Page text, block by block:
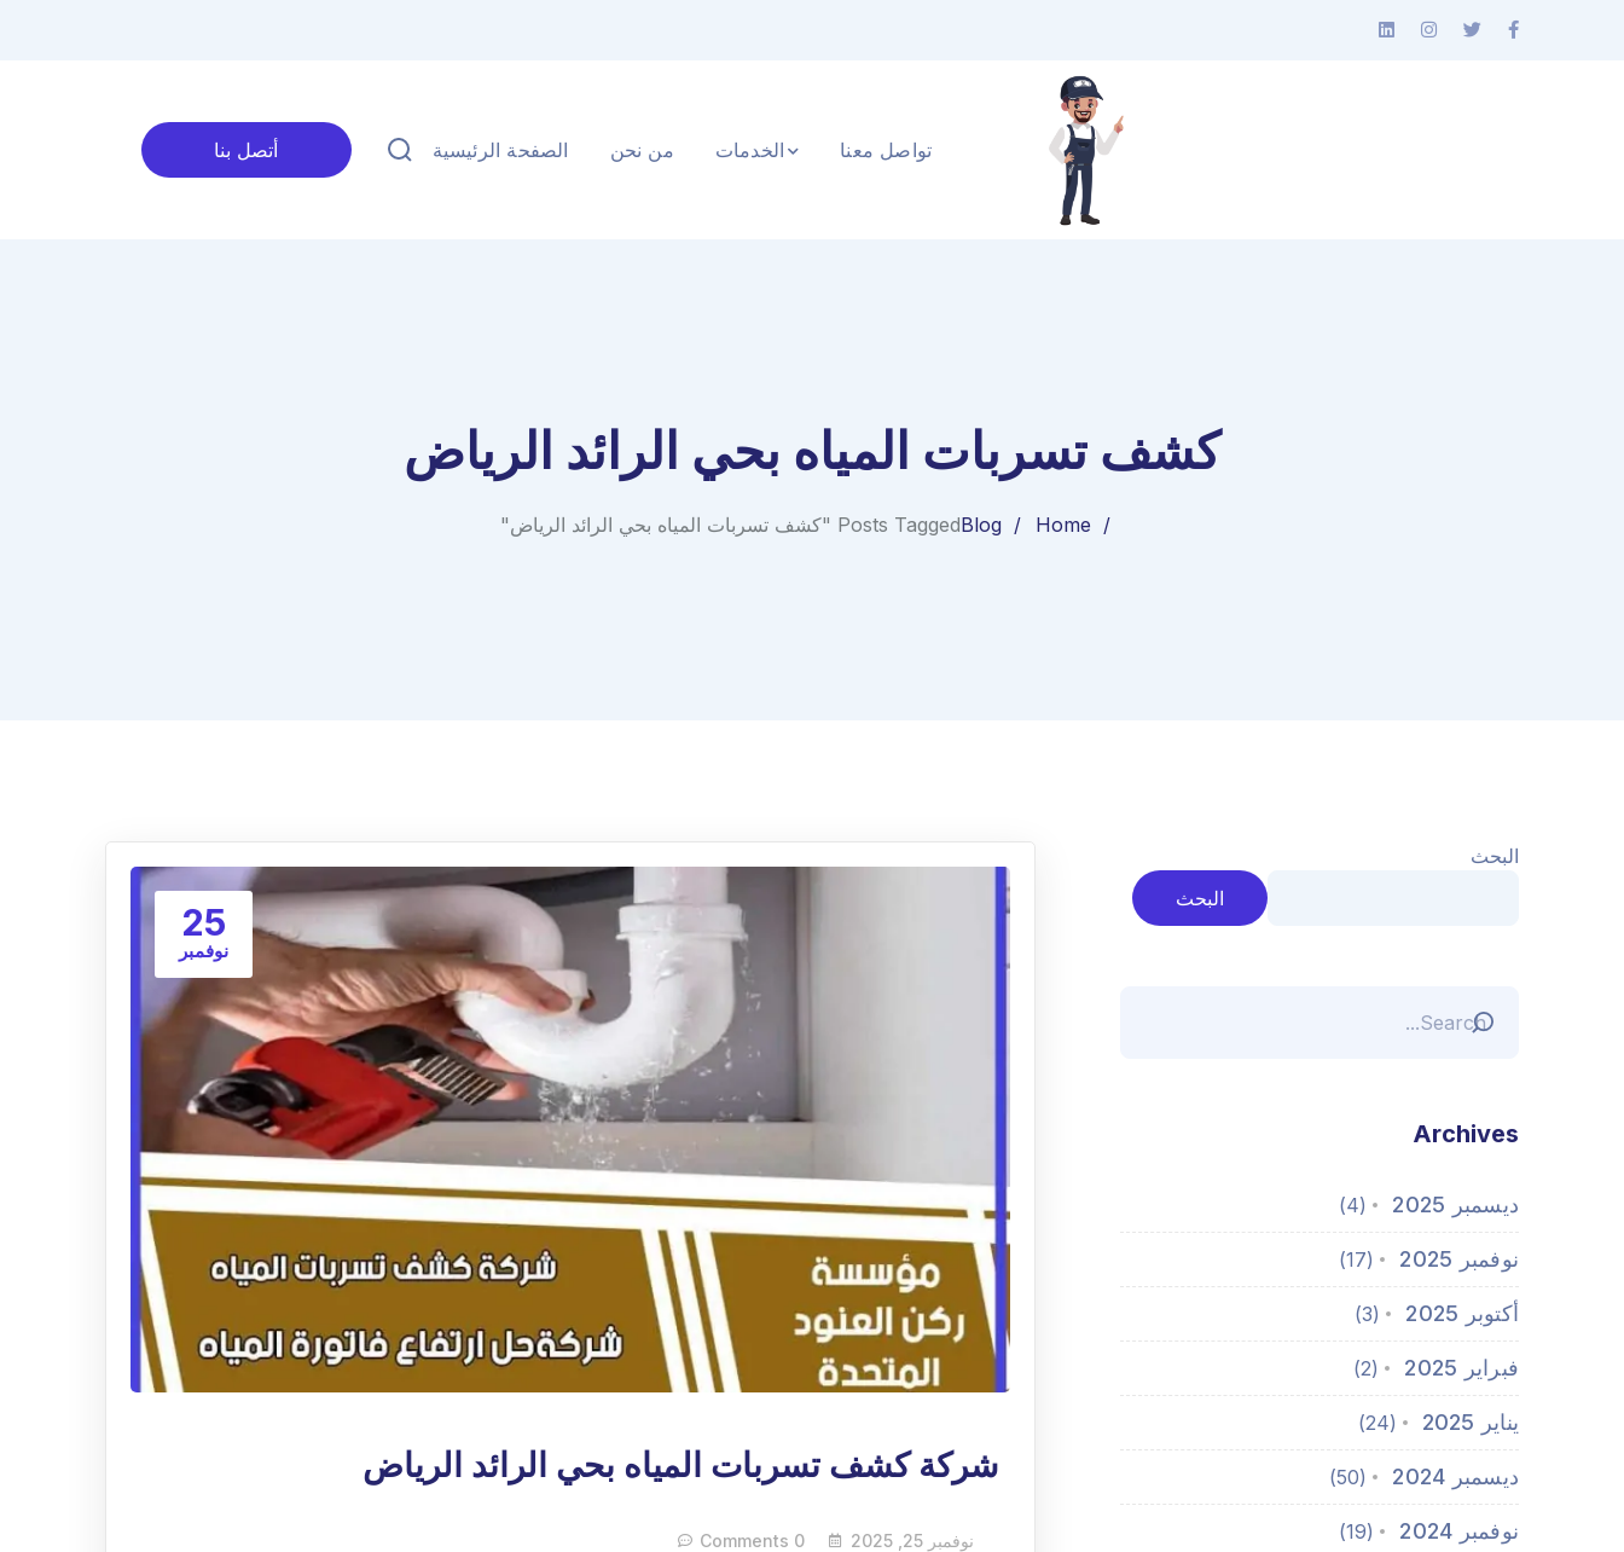
الصفحة الرئيسية من نحن الخدمات تواصل معنا أتصل بنا
كشف تسربات المياه بحي الرائد الرياض
Home
BlogPosts Tagged "كشف تسربات المياه بحي الرائد الرياض"
25
نوفمبر
شركة كشف تسربات المياه بحي الرائد الرياض
نوفمبر 25, 2025 0 Comments
البحث
البحث
Archives
ديسمبر 2025 (4)
نوفمبر 2025 (17)
أكتوبر 2025 (3)
فبراير 2025 (2)
يناير 2025 (24)
ديسمبر 2024 (50)
نوفمبر 2024 (19)